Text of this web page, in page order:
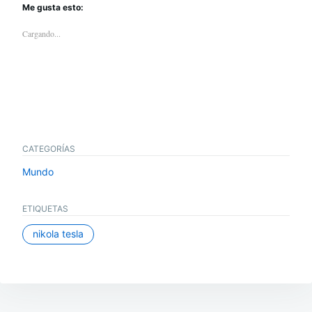
Me gusta esto:
Cargando...
CATEGORÍAS
Mundo
ETIQUETAS
nikola tesla